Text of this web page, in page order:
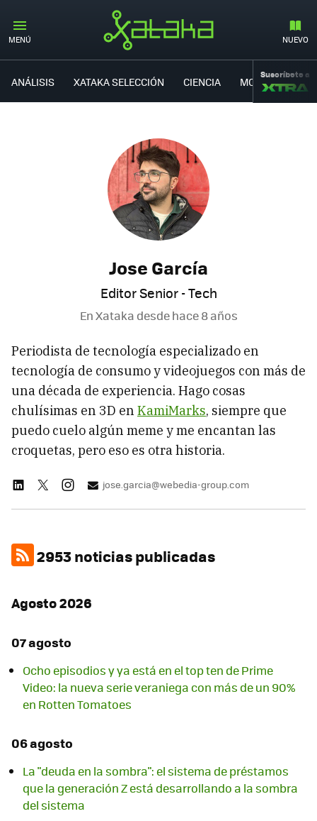
MENÚ NUEVO
ANÁLISIS XATAKA SELECCIÓN CIENCIA MOVILIDAD
Suscríbete a
Jose García
Editor Senior - Tech
En Xataka desdehace 8 años
Periodista de tecnología especializado en
tecnología de consumo y videojuegos con más de
una década de experiencia. Hago cosas
chulísimas en 3D en KamiMarks, siempre que
puedo cuelo algún meme y me encantan las
croquetas, pero eso es otra historia.
jose.garcia@webedia-group.com
2953 noticias publicadas
Agosto 2026
07 agosto
Ocho episodios y ya está en el top ten de Prime
Video: la nueva serie veraniega con más de un 90%
en Rotten Tomatoes
06 agosto
La "deuda en la sombra": el sistema de préstamos
que la generación Z está desarrollando a la sombra
del sistema